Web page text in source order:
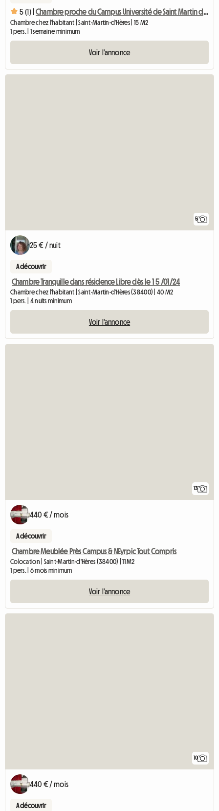
5 (1) | Chambre proche du Campus Université de Saint Martin d'Hères
Chambre chez l'habitant | Saint-Martin-d'Hères | 15 M2
1 pers. | 1 semaine minimum
Voir l'annonce
5
25 € / nuit
A découvrir
Chambre Tranquille dans résidence Libre dès le 1 5 /01/24
Chambre chez l'habitant | Saint-Martin-d'Hères (38400) | 40 M2
1 pers. | 4 nuits minimum
Voir l'annonce
13
440 € / mois
A découvrir
Chambre Meublée Près Campus & NEyrpic Tout Compris
Colocation | Saint-Martin-d'Hères (38400) | 11 M2
1 pers. | 6 mois minimum
Voir l'annonce
10
440 € / mois
A découvrir